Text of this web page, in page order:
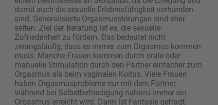
damit auch die sexuelle Erlebnisfähigkeit vorhanden
sind. Generalisierte Orgasmusstörungen sind eher
selten. Ziel der Beratung ist es, die sexuelle
Zufriedenheit zu fördern. Das bedeutet nicht
zwangsläufig, dass es immer zum Orgasmus kommen
muss. Manche Frauen kommen durch orale oder
manuelle Stimulation durch den Partner einfacher zum
Orgasmus als beim vaginalen Koitus. Viele Frauen
haben Orgasmusprobleme nur mit dem Partner,
während bei Selbstbefriedigung nahezu immer ein
Orgasmus erreicht wird. Dann ist Fantasie gefragt.